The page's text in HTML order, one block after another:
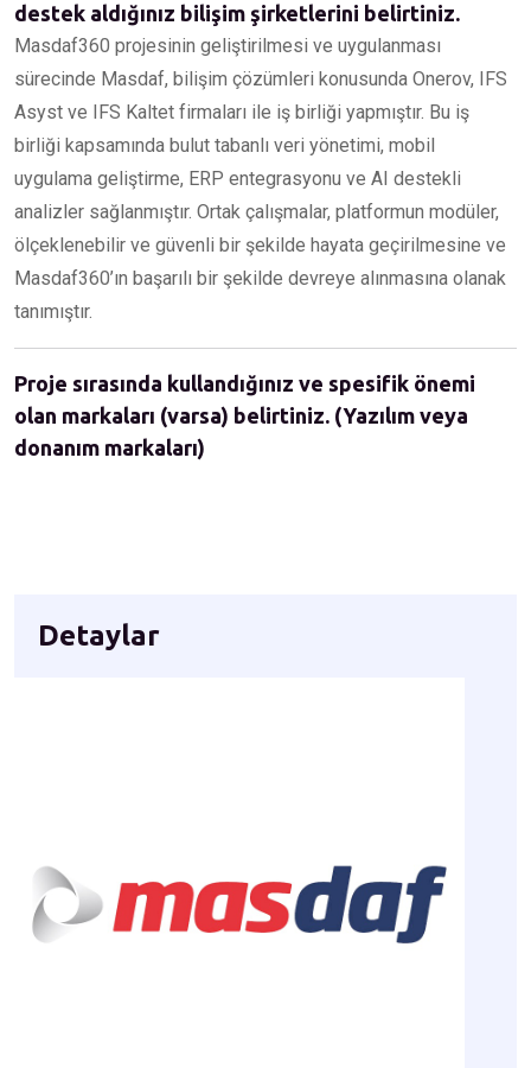
destek aldığınız bilişim şirketlerini belirtiniz.
Masdaf360 projesinin geliştirilmesi ve uygulanması
sürecinde Masdaf, bilişim çözümleri konusunda Onerov, IFS
Asyst ve IFS Kaltet firmaları ile iş birliği yapmıştır. Bu iş
birliği kapsamında bulut tabanlı veri yönetimi, mobil
uygulama geliştirme, ERP entegrasyonu ve AI destekli
analizler sağlanmıştır. Ortak çalışmalar, platformun modüler,
ölçeklenebilir ve güvenli bir şekilde hayata geçirilmesine ve
Masdaf360’ın başarılı bir şekilde devreye alınmasına olanak
tanımıştır.
Proje sırasında kullandığınız ve spesifik önemi
olan markaları (varsa) belirtiniz. (Yazılım veya
donanım markaları)
Detaylar